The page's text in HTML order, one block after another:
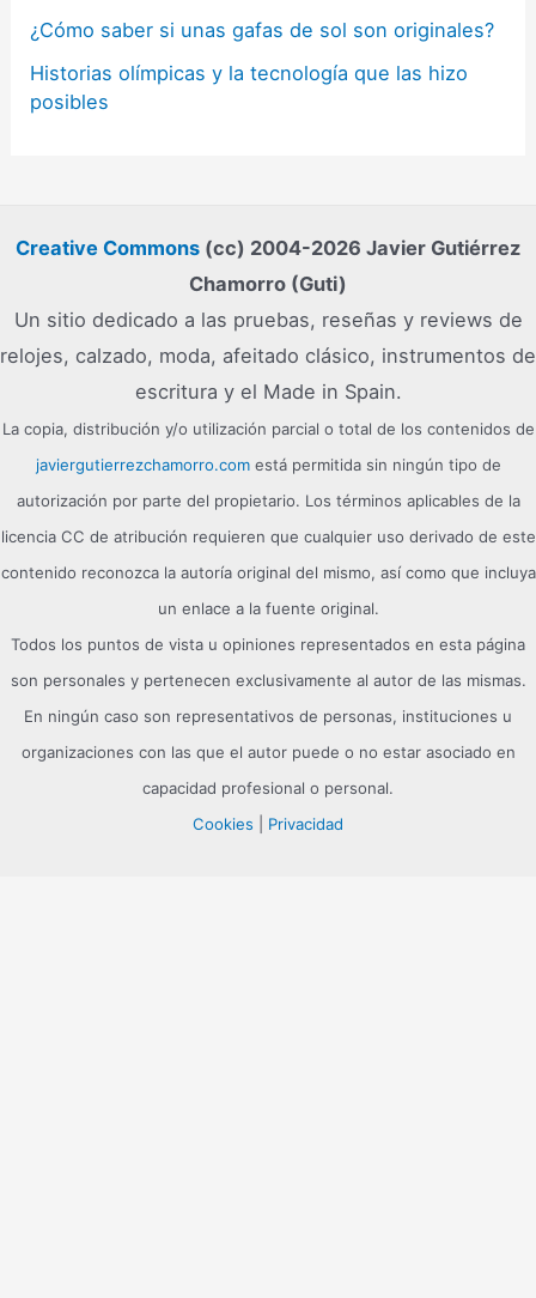
¿Cómo saber si unas gafas de sol son originales?
Historias olímpicas y la tecnología que las hizo
posibles
Creative Commons (cc) 2004-2026 Javier Gutiérrez
Chamorro (Guti)
Un sitio dedicado a las pruebas, reseñas y reviews de
relojes, calzado, moda, afeitado clásico, instrumentos de
escritura y el Made in Spain.
La copia, distribución y/o utilización parcial o total de los contenidos de
javiergutierrezchamorro.comestá permitida sin ningún tipo de
autorización por parte del propietario. Los términos aplicables de la
licencia CC de atribución requieren que cualquier uso derivado de este
contenido reconozca la autoría original del mismo, así como que incluya
un enlace a la fuente original.
Todos los puntos de vista u opiniones representados en esta página
son personales y pertenecen exclusivamente al autor de las mismas.
En ningún caso son representativos de personas, instituciones u
organizaciones con las que el autor puede o no estar asociado en
capacidad profesional o personal.
Cookies
Privacidad